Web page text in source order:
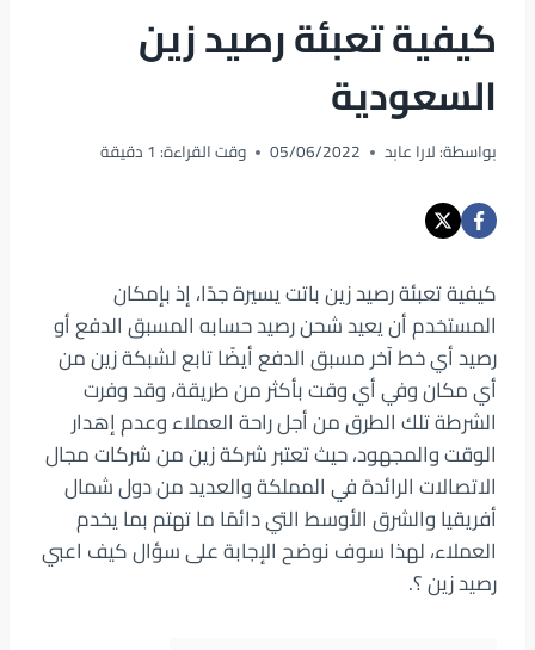
كيفية تعبئة رصيد زين
السعودية
بواسطة:لارا عابد 05/06/2022 وقت القراءة: 1دقيقة
كيفية تعبئة رصيد زين باتت يسيرة جدًا، إذ بإمكان
المستخدم أن يعيد شحن رصيد حسابه المسبق الدفع أو
رصيد أي خط آخر مسبق الدفع أيضًا تابع لشبكة زين من
أي مكان وفي أي وقت بأكثر من طريقة، وقد وفرت
الشرطة تلك الطرق من أجل راحة العملاء وعدم إهدار
الوقت والمجهود، حيث تعتبر شركة زين من شركات مجال
الاتصالات الرائدة في المملكة والعديد من دول شمال
أفريقيا والشرق الأوسط التي دائمًا ما تهتم بما يخدم
العملاء، لهذا سوف نوضح الإجابة على سؤال كيف اعبي
رصيد زين ؟.